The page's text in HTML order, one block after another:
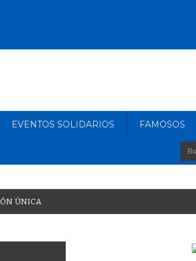
EVENTOS SOLIDARIOS FAMOSOS
ÓN ÚNICA